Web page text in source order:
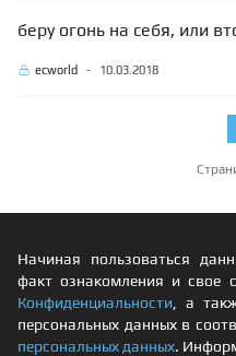
беру огонь на себя, или
ecworld - 10.03.2018
Начиная пользоваться
факт ознакомления и свое
Конфиденциальности , а
персональных данных в
персональных данных.